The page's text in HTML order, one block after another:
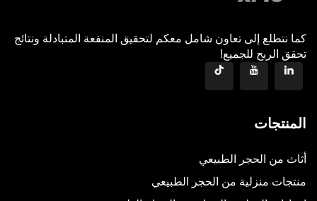
كما نتطلع إلى تعاون شامل معكم لتحقيق المنفعة المتبادلة ونتائج
تحقق الربح للجميع!
المنتجات
أثاث من الحجر الطبيعي
منتجات منزلية من الحجر الطبيعي